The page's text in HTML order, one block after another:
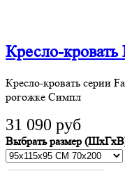
Кресло-
Кресло-кровать серии
рогожке Симпл
31 090 руб
Выбрать размер